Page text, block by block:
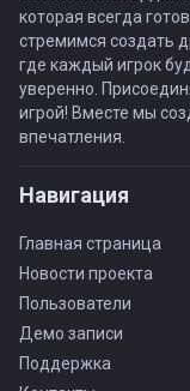
которая всегда
стремимся создать
где каждый игрок
уверенно.
игрой! Вместе мы
впечатления.
Навигация
Главная страница
Новости проекта
Пользователи
Демо записи
Поддержка